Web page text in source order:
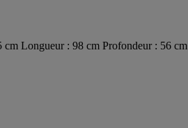
Longueur : 98 cm Profondeur : 56 cm